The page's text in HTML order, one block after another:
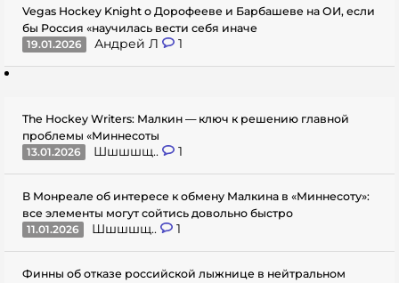
Vegas Hockey Knight о Дорофееве и Барбашеве на ОИ, если
бы Россия «научилась вести себя иначе
19.01.2026
Андрей Л 1
The Hockey Writers: Малкин — ключ к решению главной
проблемы «Миннесоты
13.01.2026
Шшшшщ.. 1
В Монреале об интересе к обмену Малкина в «Миннесоту»:
все элементы могут сойтись довольно быстро
11.01.2026
Шшшшщ.. 1
Финны об отказе российской лыжнице в нейтральном